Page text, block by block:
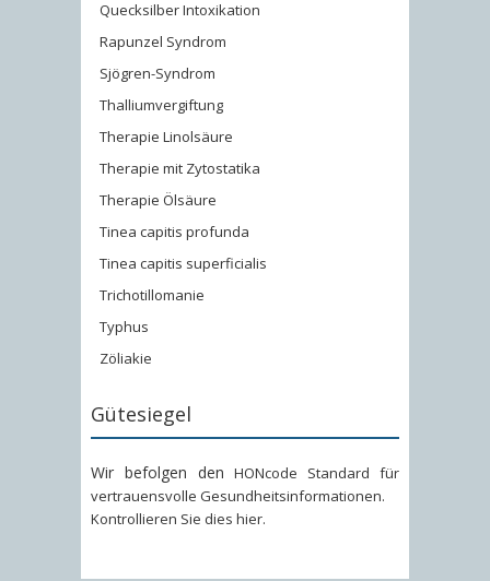
Quecksilber Intoxikation
Rapunzel Syndrom
Sjögren-Syndrom
Thalliumvergiftung
Therapie Linolsäure
Therapie mit Zytostatika
Therapie Ölsäure
Tinea capitis profunda
Tinea capitis superficialis
Trichotillomanie
Typhus
Zöliakie
Gütesiegel
Wir befolgen denHONcode Standard für
vertrauensvolle Gesundheitsinformationen.
Kontrollieren Sie dies hier.